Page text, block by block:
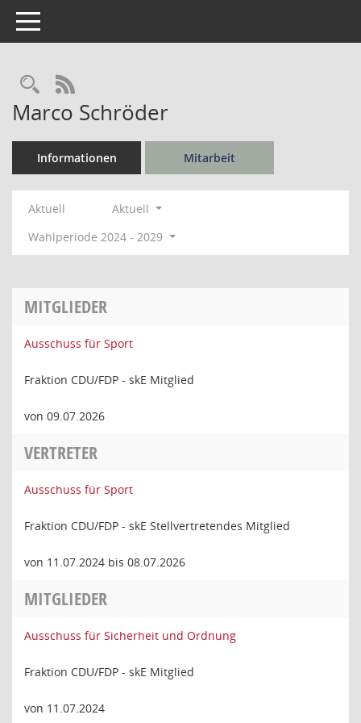
Toggle navigation
Rechercheauswahl
RSS-Feed
Marco Schröder
Informationen Mitarbeit
Aktuell
Aktuell
Wahlperiode 2024 - 2029
MITGLIEDER
Ausschuss für Sport
Fraktion CDU/FDP - skE Mitglied
von 09.07.2026
VERTRETER
Ausschuss für Sport
Fraktion CDU/FDP - skE Stellvertretendes Mitglied
von 11.07.2024 bis 08.07.2026
MITGLIEDER
Ausschuss für Sicherheit und Ordnung
Fraktion CDU/FDP - skE Mitglied
von 11.07.2024